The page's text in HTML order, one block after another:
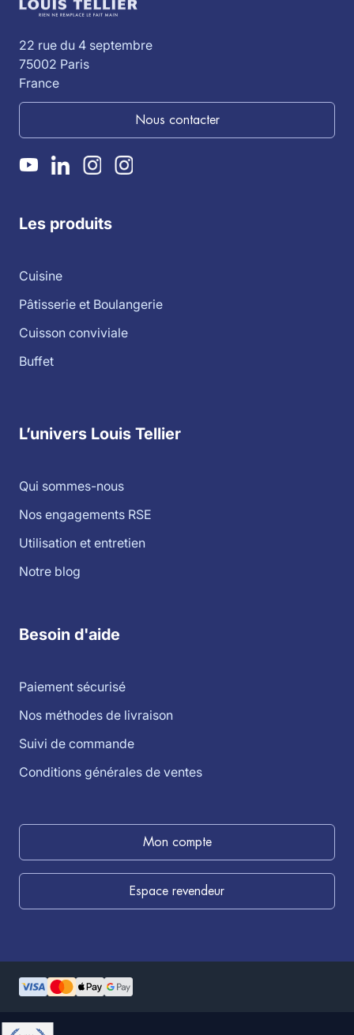
22 rue du 4 septembre
75002 Paris
France
Nous contacter
Les produits
Cuisine
Pâtisserie et Boulangerie
Cuisson conviviale
Buffet
L’univers Louis Tellier
Qui sommes-nous
Nos engagements RSE
Utilisation et entretien
Notre blog
Besoin d'aide
Paiement sécurisé
Nos méthodes de livraison
Suivi de commande
Conditions générales de ventes
Mon compte
Espace revendeur